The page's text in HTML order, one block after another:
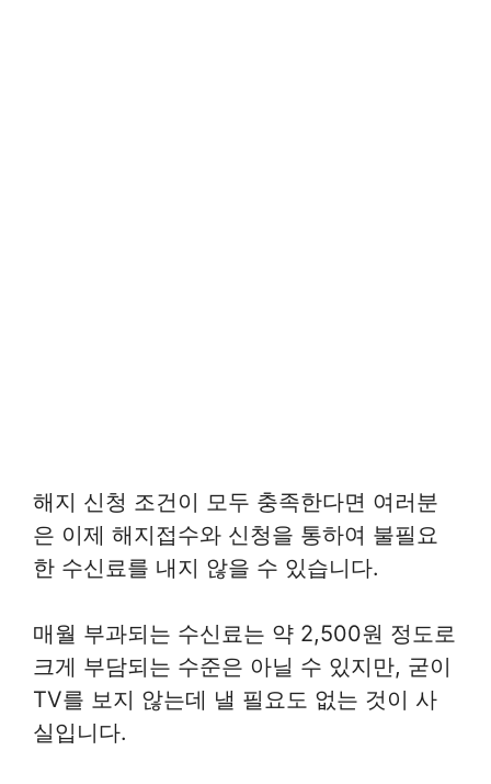
해지 신청 조건이 모두 충족한다면 여러분
은 이제 해지접수와 신청을 통하여 불필요
한 수신료를 내지 않을 수 있습니다.
매월 부과되는 수신료는 약 2,500원 정도로
크게 부담되는 수준은 아닐 수 있지만, 굳이
TV를 보지 않는데 낼 필요도 없는 것이 사
실입니다.